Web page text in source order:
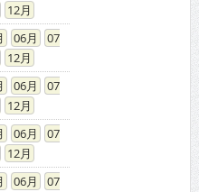
12
06
07
12
06
07
12
06
07
12
06
07